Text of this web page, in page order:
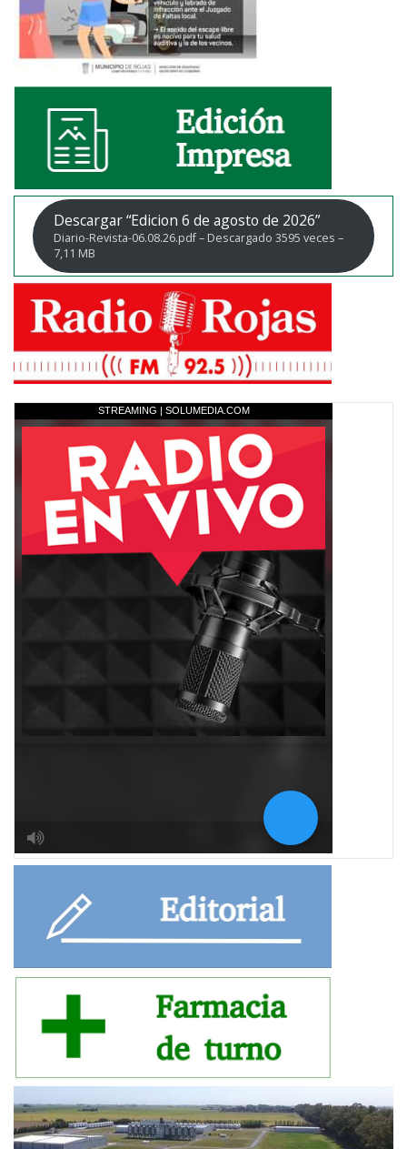
Descargar “Edicion 6 de agosto de 2026”
Diario-Revista-06.08.26.pdf – Descargado 3595 veces –
7,11 MB